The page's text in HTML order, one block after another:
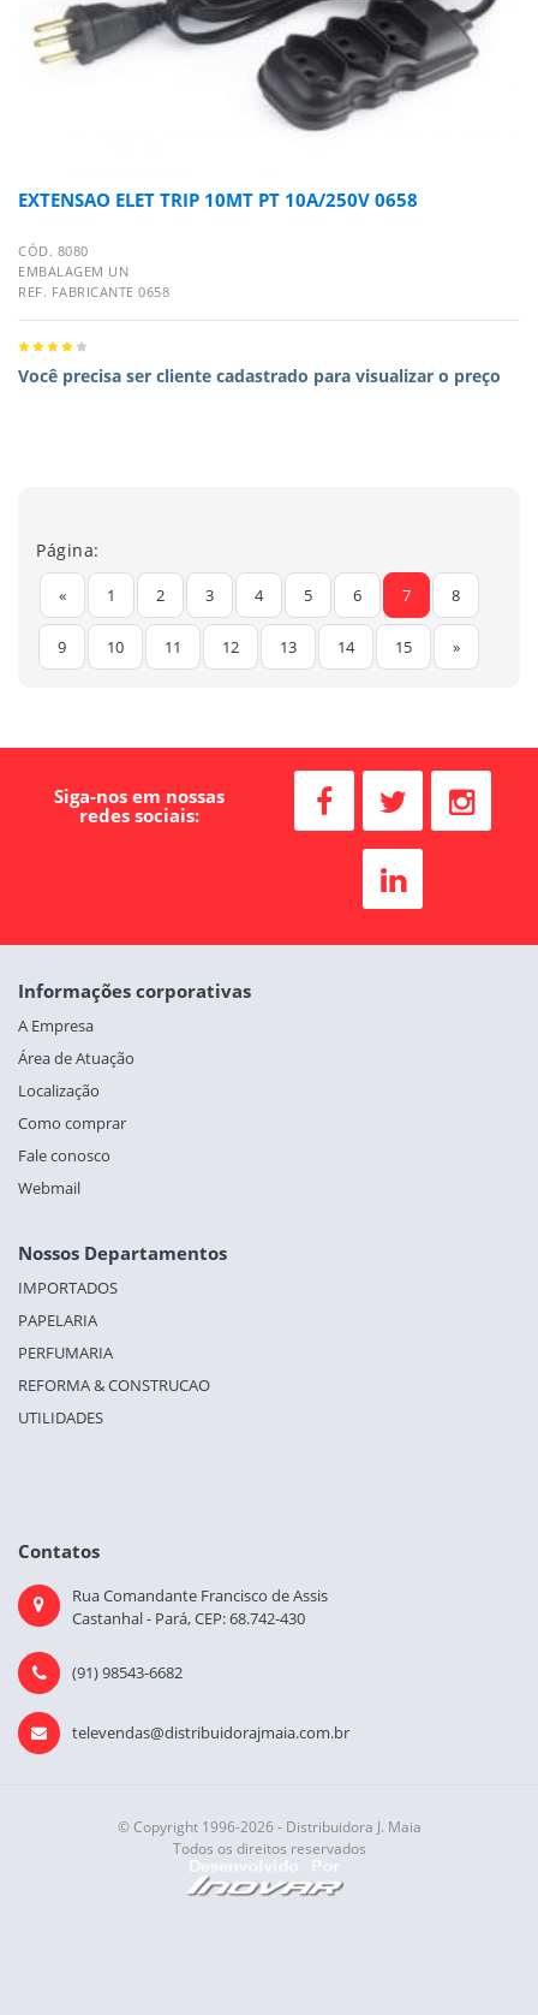
EXTENSAO ELET TRIP 10MT PT 10A/250V 0658
CÓD. 8080
EMBALAGEM UN
REF. FABRICANTE 0658
Você precisa ser cliente cadastrado para visualizar o preço
Página:
« 1 2 3 4 5 6 7 8
9 10 11 12 13 14 15 »
Siga-nos em nossas
redes sociais:
Informações corporativas
A Empresa
Área de Atuação
Localização
Como comprar
Fale conosco
Webmail
Nossos Departamentos
IMPORTADOS
PAPELARIA
PERFUMARIA
REFORMA & CONSTRUCAO
UTILIDADES
Contatos
Rua Comandante Francisco de Assis
Castanhal - Pará, CEP: 68.742-430
(91) 98543-6682
televendas@distribuidorajmaia.com.br
© Copyright 1996-2026 - Distribuidora J. Maia
Todos os direitos reservados